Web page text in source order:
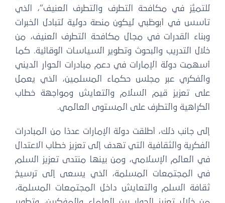
للتميُّز في مكافحة التطرف والتطرف العنيف”، الذي
تأسس في أبوظبي ليكون منصة دولية لتبادل الخبرات
وبناء القدرات في مجال مكافحة التطرف العنيف، من
خلال التدريب والبحوث وتطوير السياسات الوقائية. كما
أسهمت دولة الإمارات في دعم مبادرات الحوار الديني
والفكري عبر مجلس حكماء المسلمين، الذي يعمل
على تعزيز قيم السلام والتعايش ومواجهة خطاب
الكراهية والتطرف على المستوى العالمي.
إلى جانب ذلك، أطلقت دولة الإمارات عددًا من المبادرات
الفكرية والثقافية التي تهدف إلى تعزيز خطاب الاعتدال
في العالم الإسلامي، ومن بينها منتدى تعزيز السلم
في المجتمعات المسلمة، الذي يسعى إلى ترسيخ
ثقافة السلم والتعايش داخل المجتمعات المسلمة،